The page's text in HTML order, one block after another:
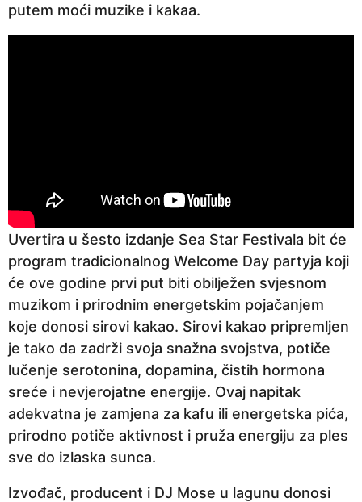
putem moći muzike i kakaa.
Uvertira u šesto izdanje Sea Star Festivala bit će
program tradicionalnog Welcome Day partyja koji
će ove godine prvi put biti obilježen svjesnom
muzikom i prirodnim energetskim pojačanjem
koje donosi sirovi kakao. Sirovi kakao pripremljen
je tako da zadrži svoja snažna svojstva, potiče
lučenje serotonina, dopamina, čistih hormona
sreće i nevjerojatne energije. Ovaj napitak
adekvatna je zamjena za kafu ili energetska pića,
prirodno potiče aktivnost i pruža energiju za ples
sve do izlaska sunca.
Izvođač, producent i DJ Mose u lagunu donosi